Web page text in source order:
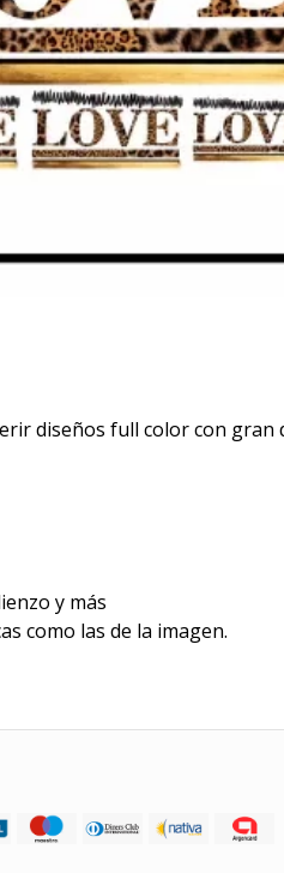
diseños full color con gran
y más
como las de la imagen.